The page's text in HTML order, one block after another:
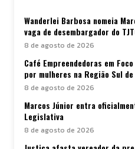
Wanderlei Barbosa nomeia
vaga de desembargador do
8 de agosto de 2026
Café Empreendedoras em
por mulheres na Região Sul de
8 de agosto de 2026
Marcos Júnior entra
Legislativa
8 de agosto de 2026